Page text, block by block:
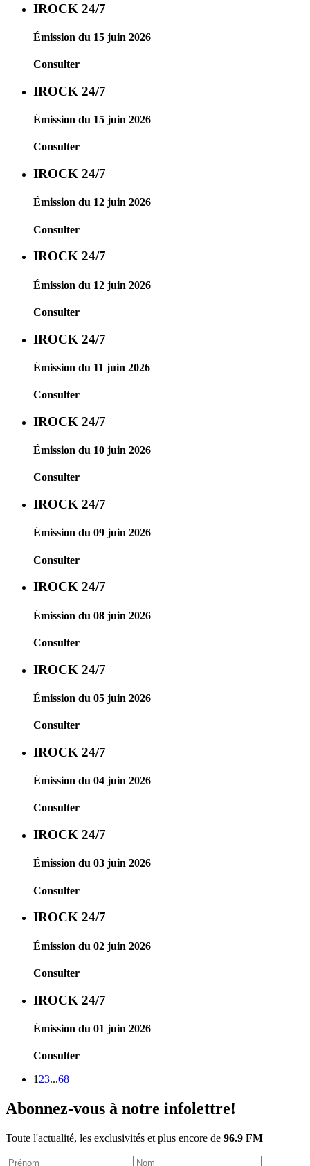
IROCK 24/7
Émission du 15 juin 2026
Consulter
IROCK 24/7
Émission du 15 juin 2026
Consulter
IROCK 24/7
Émission du 12 juin 2026
Consulter
IROCK 24/7
Émission du 12 juin 2026
Consulter
IROCK 24/7
Émission du 11 juin 2026
Consulter
IROCK 24/7
Émission du 10 juin 2026
Consulter
IROCK 24/7
Émission du 09 juin 2026
Consulter
IROCK 24/7
Émission du 08 juin 2026
Consulter
IROCK 24/7
Émission du 05 juin 2026
Consulter
IROCK 24/7
Émission du 04 juin 2026
Consulter
IROCK 24/7
Émission du 03 juin 2026
Consulter
IROCK 24/7
Émission du 02 juin 2026
Consulter
IROCK 24/7
Émission du 01 juin 2026
Consulter
1 23...68
Abonnez-vous à notre infolettre!
Toute l'actualité, les exclusivités et plus encore de 96.9 FM